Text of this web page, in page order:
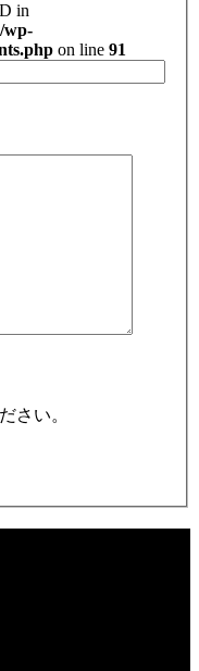
in
wp-
on line 91
さい。